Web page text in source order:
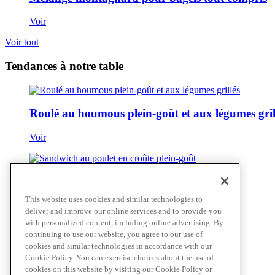
Voir
Voir tout
Tendances à notre table
Roulé au houmous plein-goût et aux légumes
Voir
Sandwich au poulet en croûte plein-goût
Voir
Pâtes portobello à la florentine
This website uses cookies and similar technologies to
deliver and improve our online services and to provide you
with personalized content, including online advertising. By
continuing to use our website, you agree to our use of
cookies and similar technologies in accordance with our
Cookie Policy. You can exercise choices about the use of
cookies on this website by visiting our Cookie Policy or